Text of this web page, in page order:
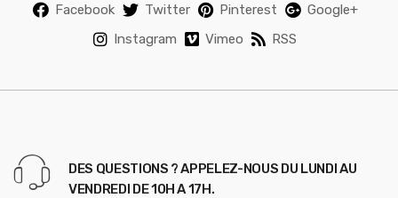
Facebook Twitter Pinterest
Google+
Instagram
Vimeo RSS
DES QUESTIONS ? APPELEZ-NOUS DU LUNDI AU
VENDREDI DE 10H A 17H.